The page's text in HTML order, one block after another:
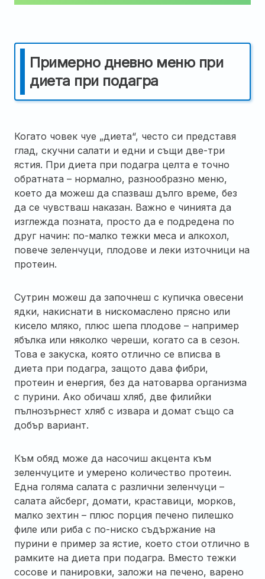
Примерно дневно меню при
диета при подагра
Когато човек чуе „диета“, често си представя
глад, скучни салати и едни и същи две-три
ястия. При диета при подагра целта е точно
обратната – нормално, разнообразно меню,
което да можеш да спазваш дълго време, без
да се чувстваш наказан. Важно е чинията да
изглежда позната, просто да е подредена по
друг начин: по-малко тежки меса и алкохол,
повече зеленчуци, плодове и леки източници на
протеин.
Сутрин можеш да започнеш с купичка овесени
ядки, накиснати в нискомаслено прясно или
кисело мляко, плюс шепа плодове – например
ябълка или няколко череши, когато са в сезон.
Това е закуска, която отлично се вписва в
диета при подагра, защото дава фибри,
протеин и енергия, без да натоварва организма
с пурини. Ако обичаш хляб, две филийки
пълнозърнест хляб с извара и домат също са
добър вариант.
Към обяд може да насочиш акцента към
зеленчуците и умерено количество протеин.
Една голяма салата с различни зеленчуци –
салата айсберг, домати, краставици, морков,
малко зехтин – плюс порция печено пилешко
филе или риба с по-ниско съдържание на
пурини е пример за ястие, което стои отлично в
рамките на диета при подагра. Вместо тежки
сосове и панировки, заложи на печено, варено